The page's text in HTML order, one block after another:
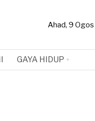
Ahad, 9
GAYA HIDUP